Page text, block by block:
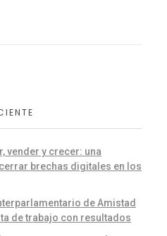
vender y crecer: una
brechas digitales en los
de Amistad
de trabajo con resultados